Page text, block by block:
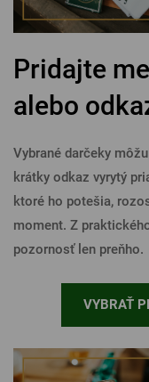
Pridajte
alebo
Vybrané darčeky
krátky odkaz vyrytý
ktoré ho potešia,
moment. Z
pozornosť len preňho.
VYBRAŤ